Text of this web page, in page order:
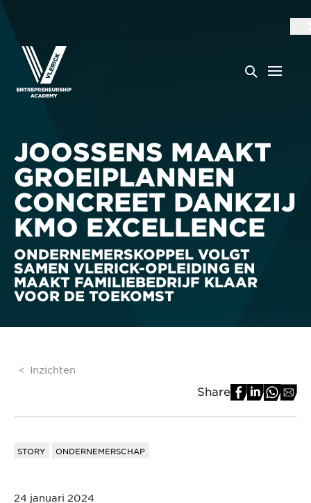
JOOSSENS MAAKT
GROEIPLANNEN
CONCREET DANKZIJ
KMO EXCELLENCE
ONDERNEMERSKOPPEL VOLGT
SAMEN VLERICK-OPLEIDING EN
MAAKT FAMILIEBEDRIJF KLAAR
VOOR DE TOEKOMST
Inzichten
Share
STORY ONDERNEMERSCHAP
24 januari 2024